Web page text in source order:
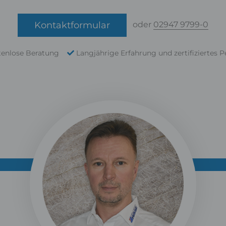
Kontaktformular oder 02947 9799-0
Beratung Langjährige Erfahrung und zertifiziertes